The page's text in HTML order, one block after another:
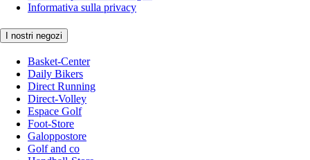
Informativa sulla privacy
I nostri negozi
Basket-Center
Daily Bikers
Direct Running
Direct-Volley
Espace Golf
Foot-Store
Galoppostore
Golf and co